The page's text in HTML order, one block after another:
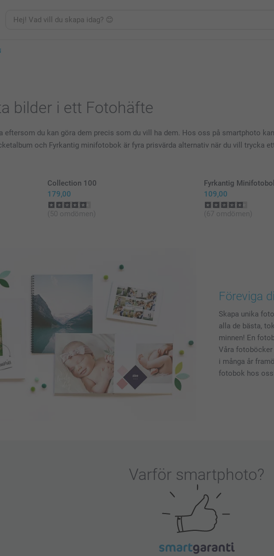
bilder i ett Fotohäfte
eftersom du kan göra dem precis som du vill ha dem. Hos oss på smartphoto
och Fyrkantig minifotobok är fyra prisvärda alternativ när du vill trycka
Collection 100
179,00
(50 omdömen)
Fyrkantig
109,00
(67 omdömen)
Föreviga
Skapa unika
alla de bästa,
minnen! En
Våra
i många år
fotobok hos
Varför smartphoto?